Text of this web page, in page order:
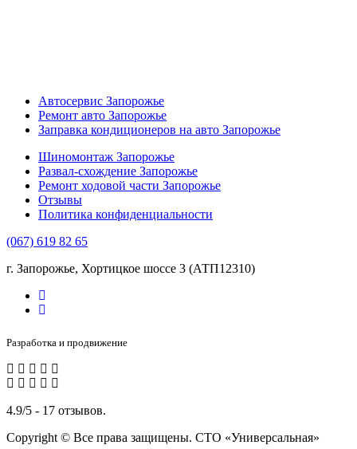
Автосервис Запорожье
Ремонт авто Запорожье
Заправка кондиционеров на авто Запорожье
Шиномонтаж Запорожье
Развал-схождение Запорожье
Ремонт ходовой части Запорожье
Отзывы
Политика конфиденциальности
(067) 619 82 65
г. Запорожье, Хортицкое шоссе 3 (АТП12310)
Разработка и продвижение
4.9/5 - 17 отзывов.
Copyright © Все права защищены. СТО «Универсальная»